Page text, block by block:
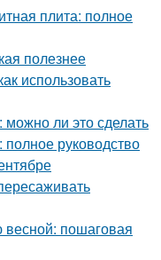
плита: полное
полезнее
использовать
ли это сделать
руководство
весной: пошаговая